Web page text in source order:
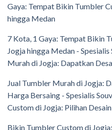
Gaya: Tempat Bikin Tumbler
hingga Medan
7 Kota, 1 Gaya: Tempat Bikin
Jogja hingga Medan - Spesialis
Murah di Jogja: Dapatkan
Jual Tumbler Murah di Jogja:
Harga Bersaing - Spesialis
Custom di Jogja: Pilihan
Bikin Tumbler Custom di